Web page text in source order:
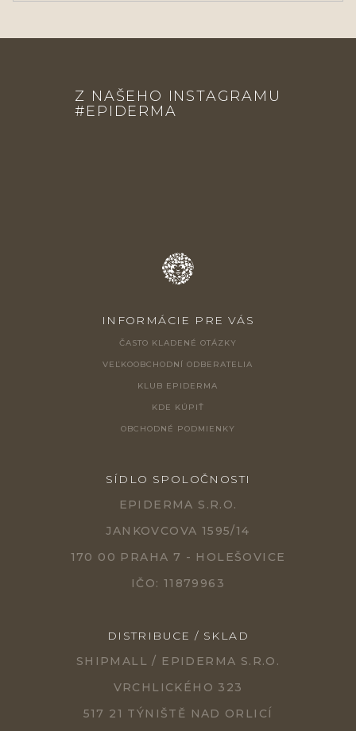
Z NAŠEHO INSTAGRAMU
#EPIDERMA
INFORMÁCIE PRE VÁS
ČASTO KLADENÉ OTÁZKY
VEĽKOOBCHODNÍ ODBERATELIA
KLUB EPIDERMA
KDE KÚPIŤ
OBCHODNÉ PODMIENKY
SÍDLO SPOLOČNOSTI
EPIDERMA S.R.O.
JANKOVCOVA 1595/14
170 00 PRAHA 7 - HOLEŠOVICE
IČO: 11879963
DISTRIBUCE / SKLAD
SHIPMALL / EPIDERMA S.R.O.
VRCHLICKÉHO 323
517 21 TÝNIŠTĚ NAD ORLICÍ